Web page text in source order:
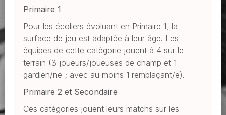
Primaire 1
Pour les écoliers évoluant en Primaire 1, la
surface de jeu est adaptée à leur âge. Les
équipes de cette catégorie jouent à 4 sur le
terrain (3 joueurs/joueuses de champ et 1
gardien/ne ; avec au moins 1 remplaçant/e).
Primaire 2 et Secondaire
Ces catégories jouent leurs matchs sur les